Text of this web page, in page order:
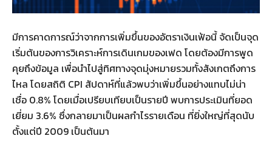
มีการคาดการณ์ว่าจากการเพิ่มขึ้นของอัตราเงินเฟ้อนี้ จัดเป็นจุด
เริ่มต้นของการวิเคราะห์การเดินเกมของเฟด โดยต้องมีการพูด
คุยถึงข้อมูล เพื่อนำไปสู่ทิศทางจุดมุ่งหมายรวมทั้งสังเกตถึงการ
ไหล โดยสถิติ CPI สัปดาห์ที่แล้วพบว่าเพิ่มขึ้นอย่างแทบไม่น่า
เชื่อ 0.8% โดยเมื่อเปรียบเทียบเป็นรายปี พบการประเมินที่ยอด
เยี่ยม 3.6% ซึ่งกลายมาเป็นผลกำไรรายเดือน ที่ยิ่งใหญ่ที่สุดนับ
ตั้งแต่ปี 2009 เป็นต้นมา